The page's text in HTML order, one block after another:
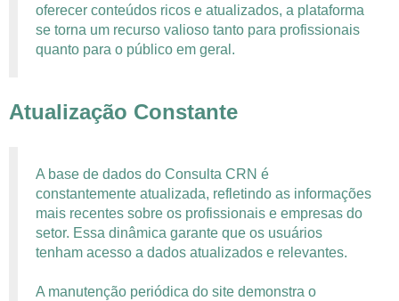
oferecer conteúdos ricos e atualizados, a plataforma
se torna um recurso valioso tanto para profissionais
quanto para o público em geral.
Atualização Constante
A base de dados do Consulta CRN é
constantemente atualizada, refletindo as informações
mais recentes sobre os profissionais e empresas do
setor. Essa dinâmica garante que os usuários
tenham acesso a dados atualizados e relevantes.
A manutenção periódica do site demonstra o